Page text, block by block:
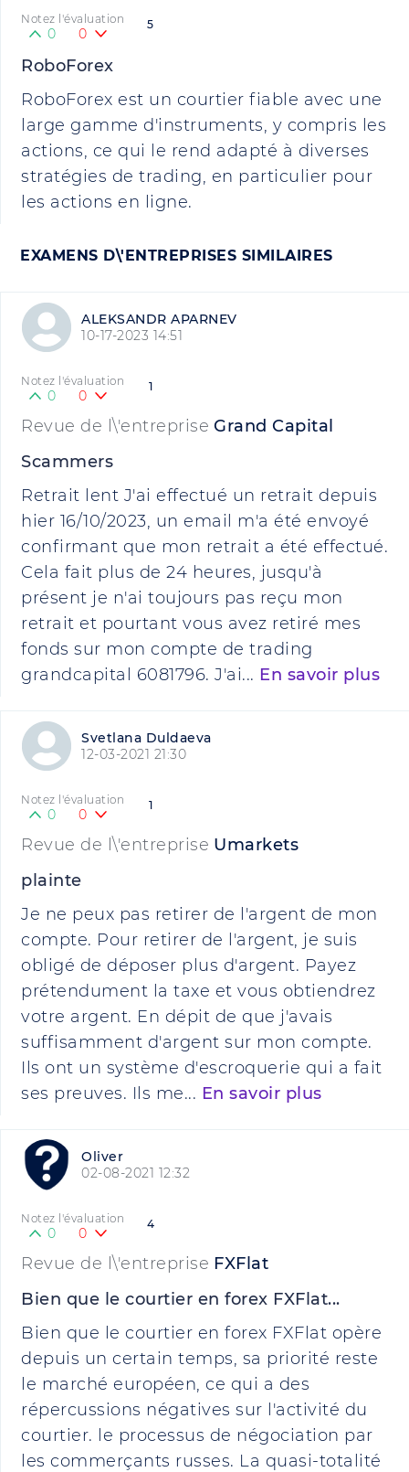
5
Notez l'évaluation
0 0
RoboForex
RoboForex est un courtier fiable avec une
large gamme d'instruments, y compris les
actions, ce qui le rend adapté à diverses
stratégies de trading, en particulier pour
les actions en ligne.
EXAMENS D\'ENTREPRISES SIMILAIRES
ALEKSANDR APARNEV
10-17-2023 14:51
1
Notez l'évaluation
0 0
Revue de l\'entreprise Grand Capital
Scammers
Retrait lent J'ai effectué un retrait depuis
hier 16/10/2023, un email m'a été envoyé
confirmant que mon retrait a été effectué.
Cela fait plus de 24 heures, jusqu'à
présent je n'ai toujours pas reçu mon
retrait et pourtant vous avez retiré mes
fonds sur mon compte de trading
grandcapital 6081796. J'ai... En savoir plus
Svetlana Duldaeva
12-03-2021 21:30
1
Notez l'évaluation
0 0
Revue de l\'entreprise Umarkets
plainte
Je ne peux pas retirer de l'argent de mon
compte. Pour retirer de l'argent, je suis
obligé de déposer plus d'argent. Payez
prétendument la taxe et vous obtiendrez
votre argent. En dépit de que j'avais
suffisamment d'argent sur mon compte.
Ils ont un système d'escroquerie qui a fait
ses preuves. Ils me... En savoir plus
Oliver
02-08-2021 12:32
4
Notez l'évaluation
0 0
Revue de l\'entreprise FXFlat
Bien que le courtier en forex FXFlat...
Bien que le courtier en forex FXFlat opère
depuis un certain temps, sa priorité reste
le marché européen, ce qui a des
répercussions négatives sur l'activité du
courtier. le processus de négociation par
les commerçants russes. La quasi-totalité